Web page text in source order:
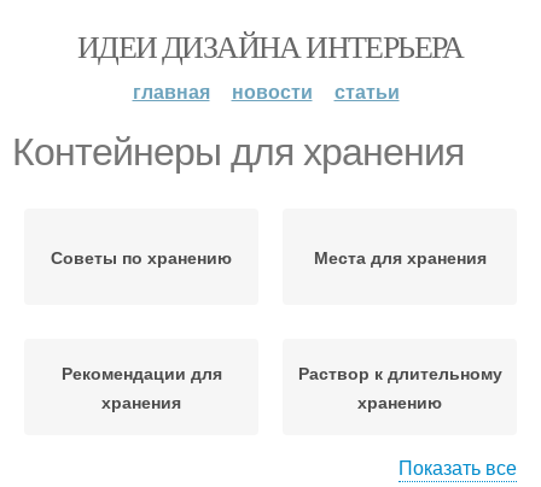
ИДЕИ ДИЗАЙНА ИНТЕРЬЕРА
главная новости статьи
Контейнеры для хранения
Советы по хранению Места для хранения
Рекомендации для
хранения
Раствор к длительному
хранению
Показать все